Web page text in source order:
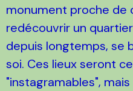
monument proche de
redécouvrir un quartier
depuis longtemps, se
soi. Ces lieux seront
"instagramables",